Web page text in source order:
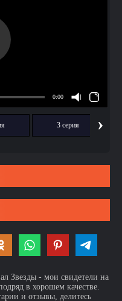
3 серия ›
Звезды - мои свидетели на
в хорошем качестве.
и отзывы, делитесь